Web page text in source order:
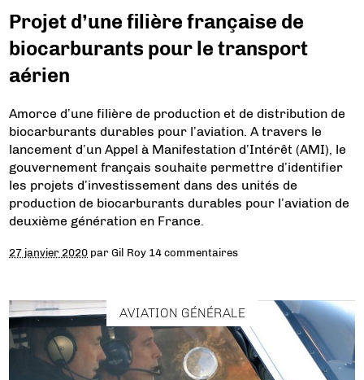
Projet d’une filière française de
biocarburants pour le transport
aérien
Amorce d’une filière de production et de distribution de
biocarburants durables pour l’aviation. A travers le
lancement d’un Appel à Manifestation d’Intérêt (AMI), le
gouvernement français souhaite permettre d’identifier
les projets d’investissement dans des unités de
production de biocarburants durables pour l’aviation de
deuxième génération en France.
27 janvier 2020 parGil Roy 14 commentaires
AVIATION GÉNÉRALE